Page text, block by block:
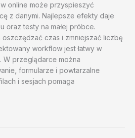
online może przyspieszyć
z danymi. Najlepsze efekty daje
oraz testy na małej próbce.
oszczędzać czas i zmniejszać liczbę
workflow jest łatwy w
W przeglądarce można
formularze i powtarzalne
i sesjach pomaga